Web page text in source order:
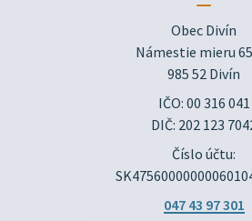
Obec Divín
Námestie mieru
985 52 Divín
IČO: 00 316 041
DIČ: 202 123
Číslo účtu:
047 43 97 301